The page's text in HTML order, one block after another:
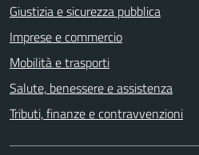
Giustizia e sicurezza pubblica
Imprese e commercio
Mobilità e trasporti
Salute, benessere e assistenza
Tributi, finanze e contravvenzioni